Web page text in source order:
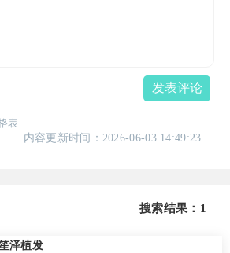
发表评论
表
内容更新时间：2026-06-03 14:49:23
搜索结果：1
泽植发